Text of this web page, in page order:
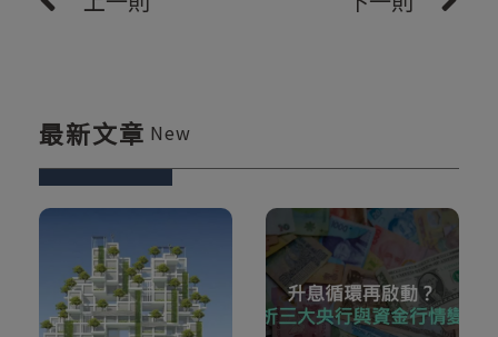
最新文章 New